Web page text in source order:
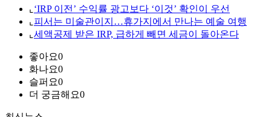
⌞ ‘IRP 이전’ 수익률 광고보다 ‘이것’ 확인이 우선
⌞ 피서는 미술관이지…휴가지에서 만나는 예술 여행
⌞ 세액공제 받은 IRP, 급하게 빼면 세금이 돌아온다
좋아요0
화나요0
슬퍼요0
더 궁금해요0